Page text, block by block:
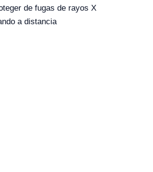
de fugas de rayos X
a distancia